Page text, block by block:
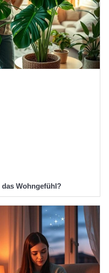
Wohngefühl?